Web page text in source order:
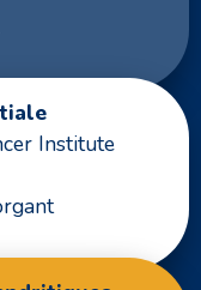
Institute